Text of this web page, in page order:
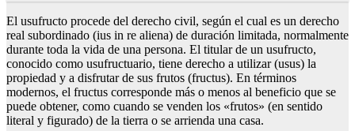
El usufructo procede del derecho civil, según el cual es un derecho
real subordinado (ius in re aliena) de duración limitada, normalmente
durante toda la vida de una persona. El titular de un usufructo,
conocido como usufructuario, tiene derecho a utilizar (usus) la
propiedad y a disfrutar de sus frutos (fructus). En términos
modernos, el fructus corresponde más o menos al beneficio que se
puede obtener, como cuando se venden los «frutos» (en sentido
literal y figurado) de la tierra o se arrienda una casa.